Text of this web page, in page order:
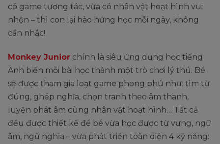
có game tương tác, vừa có nhân vật hoạt hình vui
nhộn – thì con lại hào hứng học mỗi ngày, không
cần nhắc!
Monkey Junior chính là siêu ứng dụng học tiếng
Anh biến mỗi bài học thành một trò chơi lý thú. Bé
sẽ được tham gia loạt game phong phú như: tìm từ
đúng, ghép nghĩa, chọn tranh theo âm thanh,
luyện phát âm cùng nhân vật hoạt hình… Tất cả
đều được thiết kế để bé vừa học được từ vựng, ngữ
âm, ngữ nghĩa – vừa phát triển toàn diện 4 kỹ năng: